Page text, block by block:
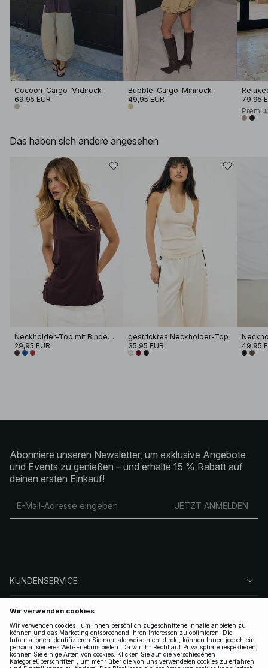
Cocoon-Cargo-Midirock
69,95 EUR
Bubble-Cargo-Minirock
49,95 EUR
79,95
Das haben sich andere angesehen
Neckholder-Top mit Bindedetail
29,95 EUR
gestricktes Neckholder-Top
35,95 EUR
49,95
Abonniere unseren Newsletter, um exklusive Angebote
und Events zu genießen – und erhalte 15 % Rabatt auf
deinen ersten Einkauf!
JETZT ANMELDEN
KUNDENSERVICE
ÜBER NA-KD
FOLGEN SIE UNS